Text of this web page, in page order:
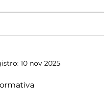
10 nov 2025